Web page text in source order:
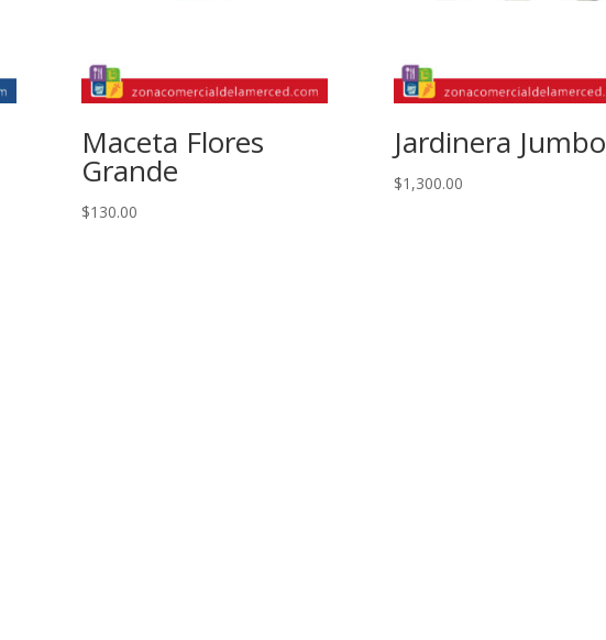
Maceta Flores
Grande
$130.00
Jardinera Jumbo
$1,300.00